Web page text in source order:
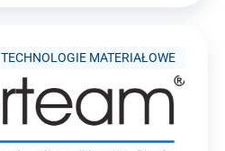
TECHNOLOGIE MATERIAŁOWE